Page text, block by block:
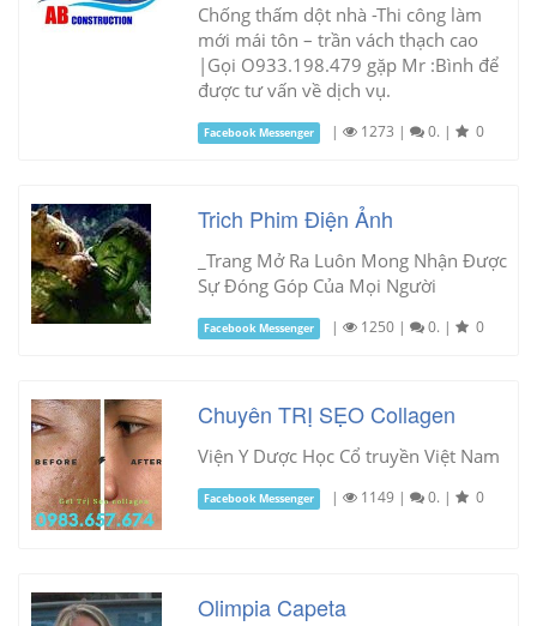
Chống thấm dột nhà -Thi công làm
mới mái tôn – trần vách thạch cao
|Gọi O933.198.479 gặp Mr :Bình để
được tư vấn về dịch vụ.
Facebook Messenger | 1273 | 0. | 0
Trich Phim Điện Ảnh
_Trang Mở Ra Luôn Mong Nhận Được
Sự Đóng Góp Của Mọi Người
Facebook Messenger | 1250 | 0. | 0
Chuyên TRỊ SẸO Collagen
Viện Y Dược Học Cổ truyền Việt Nam
Facebook Messenger | 1149 | 0. | 0
Olimpia Capeta